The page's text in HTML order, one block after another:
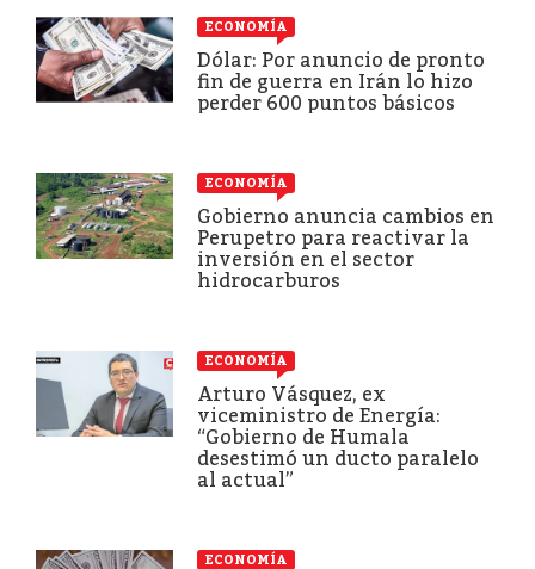
ECONOMÍA
Dólar: Por anuncio de pronto
fin de guerra en Irán lo hizo
perder 600 puntos básicos
ECONOMÍA
Gobierno anuncia cambios en
Perupetro para reactivar la
inversión en el sector
hidrocarburos
ECONOMÍA
Arturo Vásquez, ex
viceministro de Energía:
“Gobierno de Humala
desestimó un ducto paralelo
al actual”
ECONOMÍA